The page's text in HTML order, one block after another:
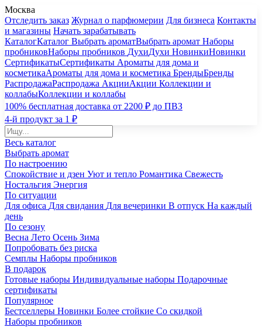
Москва
Отследить заказ Журнал о парфюмерии Для бизнеса Контакты
и магазины Начать зарабатывать
КаталогКаталог Выбрать ароматВыбрать аромат Наборы
пробниковНаборы пробников ДухиДухи НовинкиНовинки
СертификатыСертификаты Ароматы для дома и
косметикаАроматы для дома и косметика БрендыБренды
РаспродажаРаспродажа АкцииАкции Коллекции и
коллабыКоллекции и коллабы
100% бесплатная доставка от 2200 ₽ до ПВЗ
4-й продукт за 1 ₽
Весь каталог
Выбрать аромат
По настроению
Спокойствие и дзен Уют и тепло Романтика Свежесть
Ностальгия Энергия
По ситуации
Для офиса Для свидания Для вечеринки В отпуск На каждый
день
По сезону
Весна Лето Осень Зима
Попробовать без риска
Семплы Наборы пробников
В подарок
Готовые наборы Индивидуальные наборы Подарочные
сертификаты
Популярное
Бестселлеры Новинки Более стойкие Со скидкой
Наборы пробников